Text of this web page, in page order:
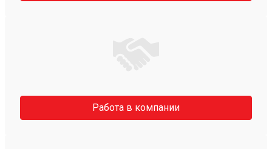
Работа в компании